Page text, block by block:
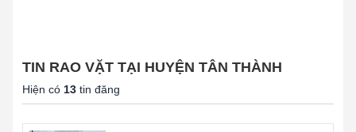
TIN RAO VẶT TẠI HUYỆN TÂN THÀNH
Hiện có 13 tin đăng